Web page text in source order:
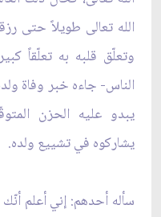
الله تعالى طويلاً حتى
وتعلّق قلبه به تعلّقاً
الناس- جاءه خبر وفاة
يبدو عليه الحزن
يشاركوه في تشييع ولده.
سأله أحدهم: إني أعلم